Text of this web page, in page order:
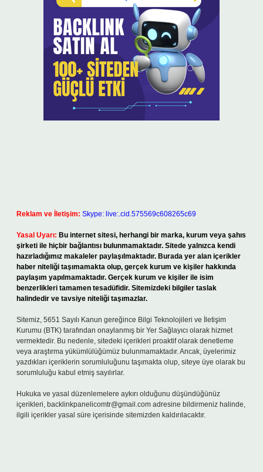
Reklam ve İletişim: Skype: live:.cid.575569c608265c69
Yasal Uyarı: Bu internet sitesi, herhangi bir marka, kurum veya şahıs
şirketi ile hiçbir bağlantısı bulunmamaktadır. Sitede yalnızca kendi
hazırladığımız makaleler paylaşılmaktadır. Burada yer alan içerikler
haber niteliği taşımamakta olup, gerçek kurum ve kişiler hakkında
paylaşım yapılmamaktadır. Gerçek kurum ve kişiler ile isim
benzerlikleri tamamen tesadüfidir. Sitemizdeki bilgiler taslak
halindedir ve tavsiye niteliği taşımazlar.
Sitemiz, 5651 Sayılı Kanun gereğince Bilgi Teknolojileri ve İletişim
Kurumu (BTK) tarafından onaylanmış bir Yer Sağlayıcı olarak hizmet
vermektedir. Bu nedenle, sitedeki içerikleri proaktif olarak denetleme
veya araştırma yükümlülüğümüz bulunmamaktadır. Ancak, üyelerimiz
yazdıkları içeriklerin sorumluluğunu taşımakta olup, siteye üye olarak bu
sorumluluğu kabul etmiş sayılırlar.
Hukuka ve yasal düzenlemelere aykırı olduğunu düşündüğünüz
içerikleri, backlinkpanelicomtr@gmail.com adresine bildirmeniz halinde,
ilgili içerikler yasal süre içerisinde sitemizden kaldırılacaktır.